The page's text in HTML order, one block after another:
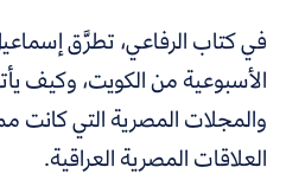
في كتاب الرفاعي، تطرَّق
الأسبوعية من الكويت، وكيف
والمجلات المصرية التي كانت
العلاقات المصرية العراقية.